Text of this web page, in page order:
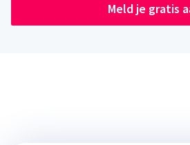
Meld je gratis